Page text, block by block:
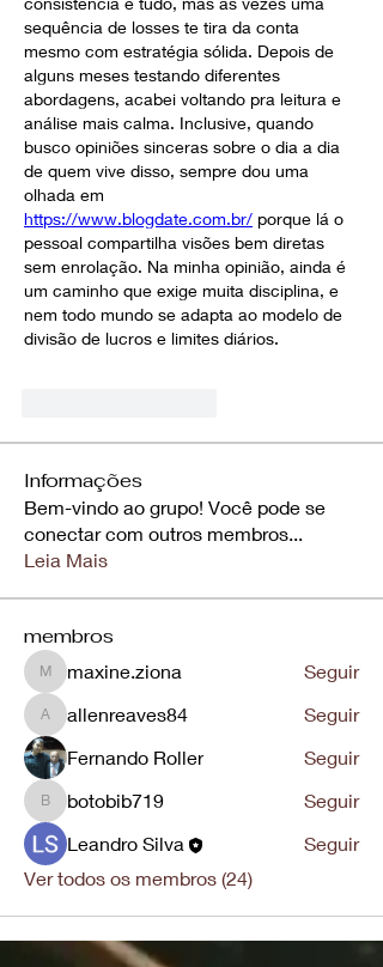
sequência de losses te tira da conta
mesmo com estratégia sólida. Depois de
alguns meses testando diferentes
abordagens, acabei voltando pra leitura e
análise mais calma. Inclusive, quando
busco opiniões sinceras sobre o dia a dia
de quem vive disso, sempre dou uma
https://www.blogdate.com.br/ porque lá o
pessoal compartilha visões bem diretas
sem enrolação. Na minha opinião, ainda é
um caminho que exige muita disciplina, e
nem todo mundo se adapta ao modelo de
divisão de lucros e limites diários.
Informações
Bem-vindo ao grupo! Você pode se
conectar com outros membros...
Leia Mais
membros
maxine.ziona
maxine.ziona Seguir
allenreaves84
allenreaves84
Seguir
Fernando Roller
Seguir
botobib719
botobib719
Seguir
Leandro Silva
Seguir
Ver todos os membros (24)